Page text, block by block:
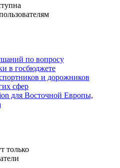
по вопросу
в госбюджете
и дорожников
сфер
для Восточной Европы,
только